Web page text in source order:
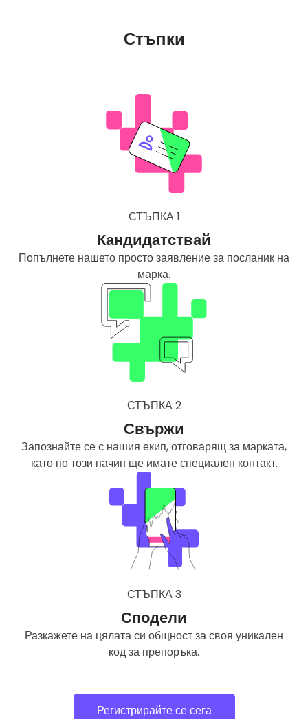
Стъпки
СТЪПКА 1
Кандидатствай
Попълнете нашето просто заявление за посланик на
марка.
СТЪПКА 2
Свържи
Запознайте се с нашия екип, отговарящ за марката,
като по този начин ще имате специален контакт.
СТЪПКА 3
Сподели
Разкажете на цялата си общност за своя уникален
код за препоръка.
Регистрирайте се сега